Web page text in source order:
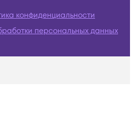
конфиденциальности
персональных данных